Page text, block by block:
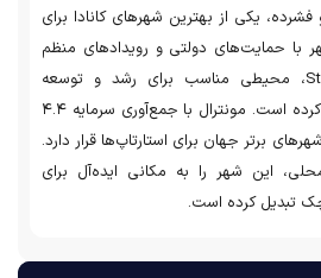
فشرده، یکی از بهترین شهرهای کانادا برای
با حمایت‌های دولتی و رویدادهای منظم
کارآفرینی مانند Startupfest، محیطی مناسب برای رشد و توسعه
کسب‌وکارهای جدید فراهم کرده است. مونترال با جمع‌آوری سرمایه ۴.۴
برتر جهان برای استارتاپ‌ها قرار دارد.
این شهر را به مکانی ایده‌آل برای
تبدیل کرده است.